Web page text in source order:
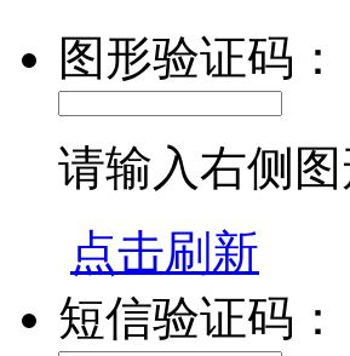
图形验证码：
请输入右侧
点击刷新
短信验证码：